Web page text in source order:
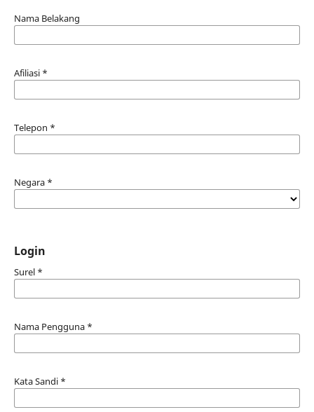
Nama Belakang
Afiliasi *
Telepon *
Negara *
Login
Surel *
Nama Pengguna *
Kata Sandi *